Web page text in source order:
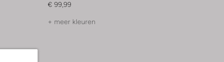
€ 99,99
+ meer kleuren